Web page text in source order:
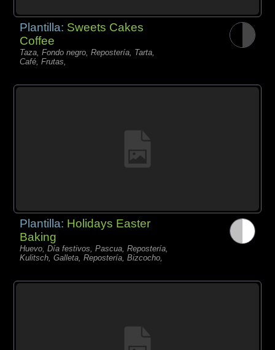
Plantilla: Sweets Cakes
Coffee
Taza, Fondo negro, Repostería, Tarta,
Café, Frutas,
Plantilla: Holidays Easter
Baking
Huevo, Día festivos, Pascua, Repostería,
Kulitsch, Galleta, Repostería, Bizcocho,